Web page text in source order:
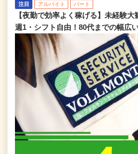
注目 アルバイト パート
【夜勤で効率よく稼げる】未経験大
週1・シフト自由！80代までの幅広